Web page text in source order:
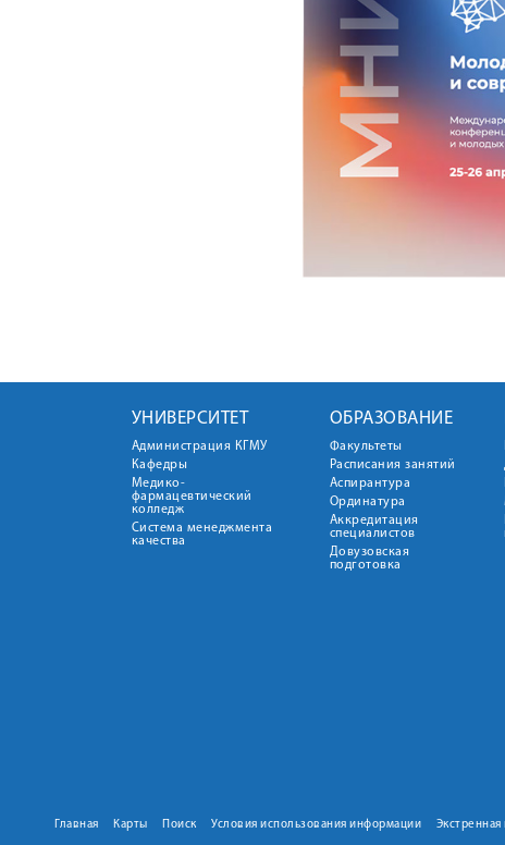
УНИВЕРСИТЕТ
Администрация КГМУ
Кафедры
Медико-
фармацевтический
колледж
Система менеджмента
качества
ОБРАЗОВАНИЕ
Факультеты
Расписания занятий
Аспирантура
Ординатура
Аккредитация
специалистов
Довузовская
подготовка
Главная Карты Поиск Условия использования информации